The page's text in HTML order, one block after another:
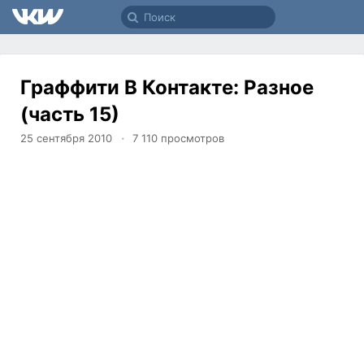
Граффити В Контакте: Разное
(часть 15)
25 сентября 2010 7 110 просмотров